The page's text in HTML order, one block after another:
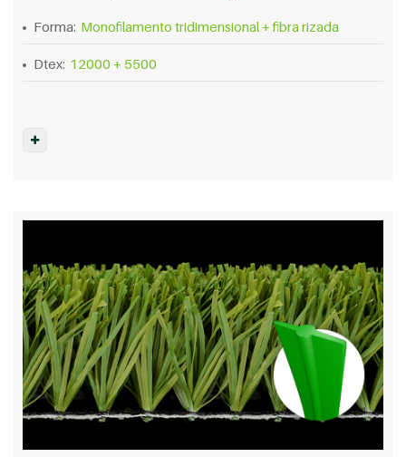
Forma: Monofilamento tridimensional + fibra rizada
Dtex: 12000 + 5500